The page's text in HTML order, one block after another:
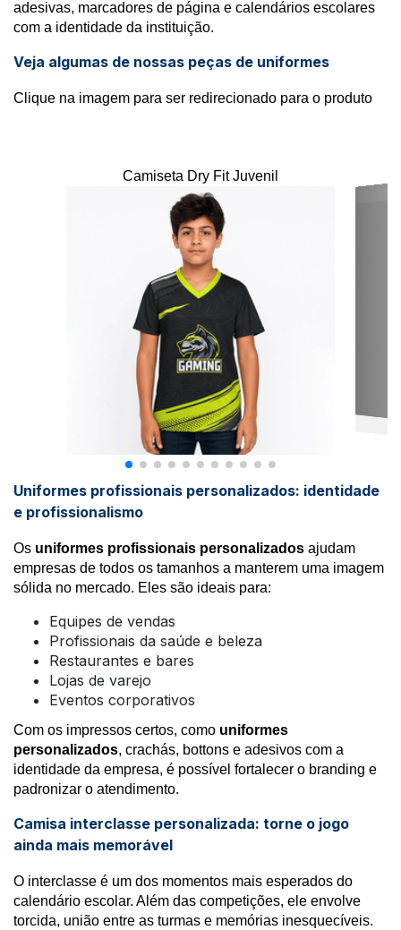
adesivas, marcadores de página e calendários escolares
com a identidade da instituição.
Veja algumas de nossas peças de uniformes
Clique na imagem para ser redirecionado para o produto
Camiseta Dry Fit Juvenil
Uniformes profissionais personalizados: identidade
e profissionalismo
Os uniformes profissionais personalizados ajudam
empresas de todos os tamanhos a manterem uma imagem
sólida no mercado. Eles são ideais para:
Equipes de vendas
Profissionais da saúde e beleza
Restaurantes e bares
Lojas de varejo
Eventos corporativos
Com os impressos certos, como uniformes
personalizados, crachás, bottons e adesivos com a
identidade da empresa, é possível fortalecer o branding e
padronizar o atendimento.
Camisa interclasse personalizada: torne o jogo
ainda mais memorável
O interclasse é um dos momentos mais esperados do
calendário escolar. Além das competições, ele envolve
torcida, união entre as turmas e memórias inesquecíveis.